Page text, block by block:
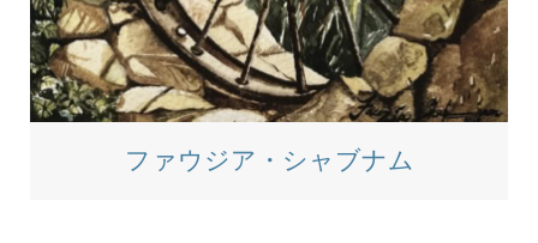
ファウジア・シャブナム